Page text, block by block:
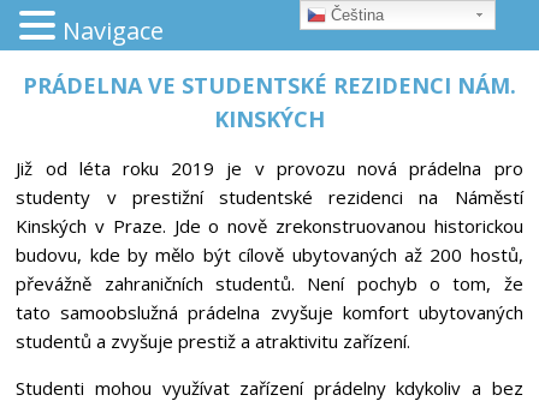
PRÁDELNA VE STUDENTSKÉ REZIDENCI NÁM.
KINSKÝCH
Již od léta roku 2019 je v provozu nová prádelna pro
studenty v prestižní studentské rezidenci na Náměstí
Kinských v Praze. Jde o nově zrekonstruovanou historickou
budovu, kde by mělo být cílově ubytovaných až 200 hostů,
převážně zahraničních studentů. Není pochyb o tom, že
tato samoobslužná prádelna zvyšuje komfort ubytovaných
studentů a zvyšuje prestiž a atraktivitu zařízení.
Studenti mohou využívat zařízení prádelny kdykoliv a bez
Čeština‎
Navigace